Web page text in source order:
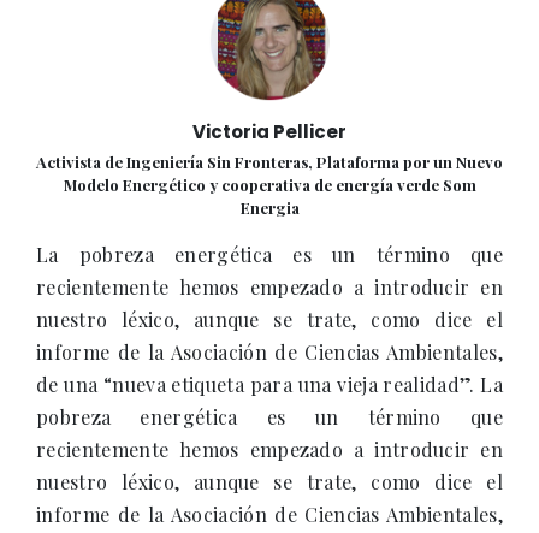
Victoria Pellicer
Activista de Ingeniería Sin Fronteras, Plataforma por un Nuevo
Modelo Energético y cooperativa de energía verde Som
Energia
La pobreza energética es un término que
recientemente hemos empezado a introducir en
nuestro léxico, aunque se trate, como dice el
informe de la Asociación de Ciencias Ambientales,
de una “nueva etiqueta para una vieja realidad”. La
pobreza energética es un término que
recientemente hemos empezado a introducir en
nuestro léxico, aunque se trate, como dice el
informe de la Asociación de Ciencias Ambientales,